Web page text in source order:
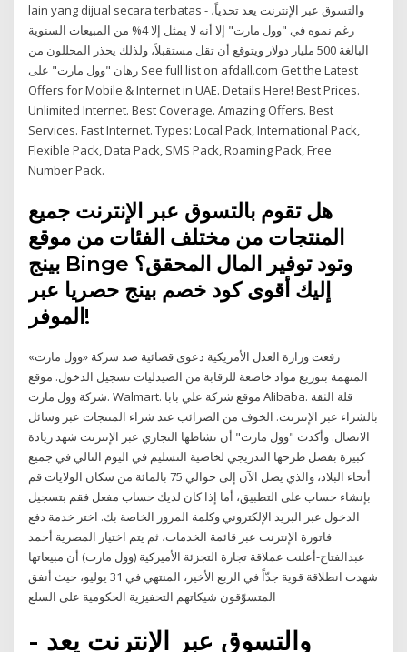
lain yang dijual secara terbatas - والتسوق عبر الإنترنت يعد تحدياً،
رغم نموه في "وول مارت" إلا أنه لا يمثل إلا 4% من المبيعات السنوية
البالغة 500 مليار دولار ويتوقع أن تقل مستقبلاً، ولذلك يحذر المحللون من
رهان "وول مارت" على See full list on afdall.com Get the Latest
Offers for Mobile & Internet in UAE. Details Here! Best Prices.
Unlimited Internet. Best Coverage. Amazing Offers. Best
Services. Fast Internet. Types: Local Pack, International Pack,
Flexible Pack, Data Pack, SMS Pack, Roaming Pack, Free
Number Pack.
هل تقوم بالتسوق عبر الإنترنت جميع
المنتجات من مختلف الفئات من موقع
بينج Binge وتود توفير المال المحقق؟
إليك أقوى كود خصم بينج حصريا عبر
الموفر!
رفعت وزارة العدل الأمريكية دعوى قضائية ضد شركة «وول مارت»
المتهمة بتوزيع مواد خاضعة للرقابة من الصيدليات تسجيل الدخول. موقع
شركة وول مارت. Walmart. موقع شركة علي بابا Alibaba. قلة الثقة
بالشراء عبر الإنترنت. الخوف من الضرائب عند شراء المنتجات عبر وسائل
الاتصال. وأكدت "وول مارت" أن نشاطها التجاري عبر الإنترنت شهد زيادة
كبيرة بفضل طرحها التدريجي لخاصية التسليم في اليوم التالي في جميع
أنحاء البلاد، والذي يصل الآن إلى حوالي 75 بالمائة من سكان الولايات قم
بإنشاء حساب على التطبيق، أما إذا كان لديك حساب مفعل فقم بتسجيل
الدخول عبر البريد الإلكتروني وكلمة المرور الخاصة بك. اختر خدمة دفع
فاتورة الإنترنت عبر قائمة الخدمات، ثم يتم اختيار المصرية أحمد
عبدالفتاح-أعلنت عملاقة تجارة التجزئة الأميركية (وول مارت) أن مبيعاتها
شهدت انطلاقة قوية جدّاً في الربع الأخير، المنتهي في 31 يوليو، حيث أنفق
المتسوّقون شيكاتهم التحفيزية الحكومية على السلع
- والتسوق عبر الإنترنت يعد